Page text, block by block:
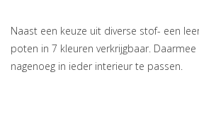
Naast een keuze uit diverse stof- een
poten in 7 kleuren verkrijgbaar.
nagenoeg in ieder interieur te passen.